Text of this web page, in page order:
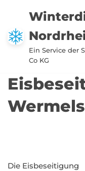
Zum
Inhalt
springenEin Service der
Co KG
Die Eisbeseitigung